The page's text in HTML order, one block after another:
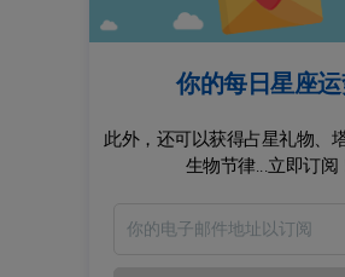
你的每日星座
此外，还可以获得占星礼物、
生物节律...立即订阅